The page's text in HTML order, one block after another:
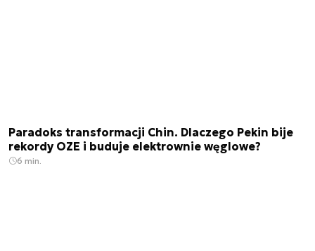
Paradoks transformacji Chin. Dlaczego Pekin bije
rekordy OZE i buduje elektrownie węglowe?
6 min.